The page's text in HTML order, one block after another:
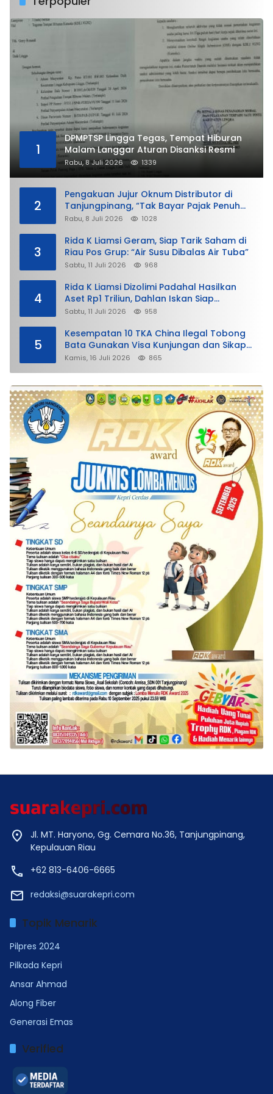
1
DPMPTSP Lingga Tegas, Tempat Hiburan
Malam Langgar Aturan Disanksi Resmi
Rabu, 8 Juli 2026 1339
2
Pengakuan Jujur Oknum Distributor di
Tanjungpinang, “Tak Bayar Pajak Penuh
demi Untung”
Rabu, 8 Juli 2026 1028
3
Rida K Liamsi Geram, Siap Tarik Saham di
Riau Pos Grup: “Air Susu Dibalas Air Tuba”
Sabtu, 11 Juli 2026 968
4
Rida K Liamsi Dizolimi Padahal Hasilkan
Aset Rp1 Triliun, Dahlan Iskan Siap
Membela
Sabtu, 11 Juli 2026 958
5
Kesempatan 10 TKA China Ilegal Tobong
Bata Gunakan Visa Kunjungan dan Sikap
Lunak Ditjen Imigrasi Kepri?
Kamis, 16 Juli 2026 865
Jl. MT. Haryono, Gg. Cemara No.36, Tanjungpinang,
Kepulauan Riau
+62 813-6406-6665
redaksi@suarakepri.com
Topik Menarik
Pilpres 2024
Pilkada Kepri
Ansar Ahmad
Along Fiber
Generasi Emas
Verified